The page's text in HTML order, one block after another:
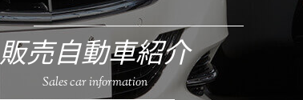
販売自動車紹介
Sales car information